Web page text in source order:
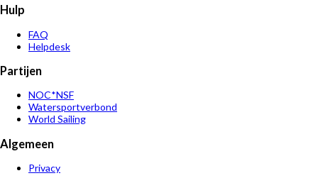
Hulp
FAQ
Helpdesk
Partijen
NOC*NSF
Watersportverbond
World Sailing
Algemeen
Privacy